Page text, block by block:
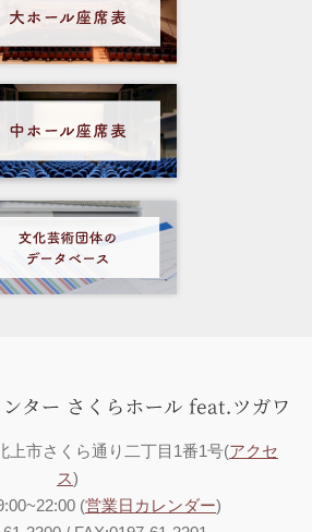
上市さくら通り二丁目1番1号(アクセ
ス)
(営業日カレンダー)